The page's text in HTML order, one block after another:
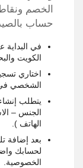
الخصم
حساب
في البداية
الكويت
اختاري
الشخصي في
يتطلب
الجنس –
الهاتف ).
بعد إضافة
لحسابك
الخصوصية.